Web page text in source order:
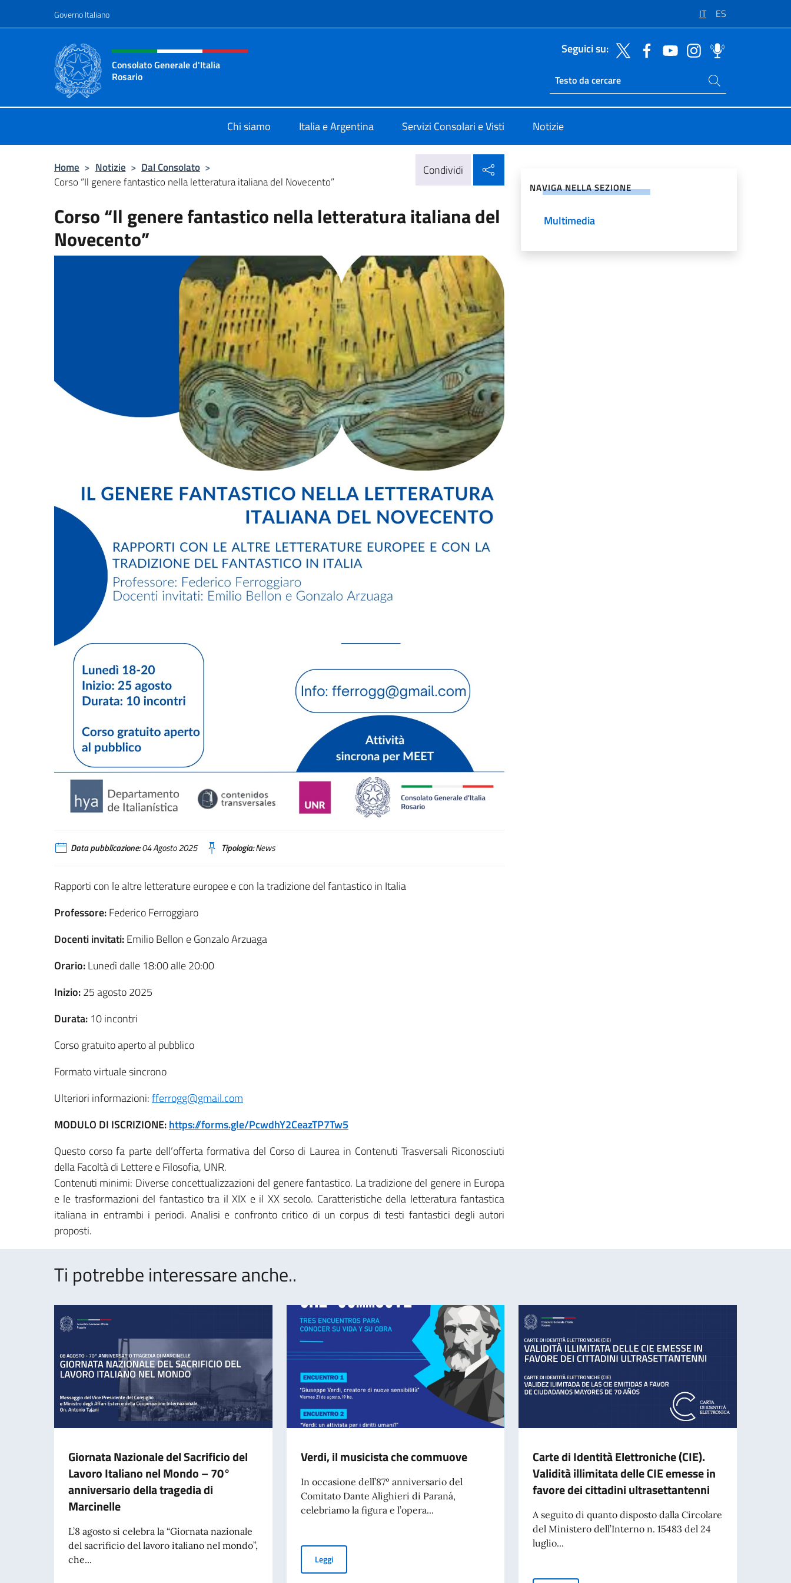
Governo Italiano IT ES
Intestazione sito, social e menù
Consolato Generale d'Italia
Rosario
Seguici su:
Ricerca sito live
Cerca nel sito
Chi siamo Italia e Argentina Servizi Consolari e Visti Notizie
Home > Notizie > Dal Consolato >
Corso “Il genere fantastico nella letteratura italiana del Novecento”
Condividi
Corso “Il genere fantastico nella letteratura italiana del
Novecento”
Data pubblicazione:04 Agosto 2025 Tipologia:News
Rapporti con le altre letterature europee e con la tradizione del fantastico in Italia
Professore:Federico Ferroggiaro
Docenti invitati:Emilio Bellon e Gonzalo Arzuaga
Orario:Lunedì dalle 18:00 alle 20:00
Inizio:25 agosto 2025
Durata: 10 incontri
Corso gratuito aperto al pubblico
Formato virtuale sincrono
Ulteriori informazioni:fferrogg@gmail.com
MODULO DI ISCRIZIONE:https://forms.gle/PcwdhY2CeazTP7Tw5
Questo corso fa parte dell’offerta formativa del Corso di Laurea in Contenuti Trasversali Riconosciuti
della Facoltà di Lettere e Filosofia, UNR.
Contenuti minimi: Diverse concettualizzazioni del genere fantastico. La tradizione del genere in Europa
e le trasformazioni del fantastico tra il XIX e il XX secolo. Caratteristiche della letteratura fantastica
italiana in entrambi i periodi. Analisi e confronto critico di un corpus di testi fantastici degli autori
proposti.
NAVIGA NELLA SEZIONE
Multimedia
Ti potrebbe interessare anche..
Giornata Nazionale del Sacrificio del
Lavoro Italiano nel Mondo – 70°
anniversario della tragedia di
Marcinelle
L’8 agosto si celebra la “Giornata nazionale
del sacrificio del lavoro italiano nel mondo”,
che...
Verdi, il musicista che commuove
In occasione dell’87º anniversario del
Comitato Dante Alighieri di Paraná,
celebriamo la figura e l’opera...
LeggiVerdi, il musicista che commuove
Carte di Identità Elettroniche (CIE).
Validità illimitata delle CIE emesse in
favore dei cittadini ultrasettantenni
A seguito di quanto disposto dalla Circolare
del Ministero dell’Interno n. 15483 del 24
luglio...